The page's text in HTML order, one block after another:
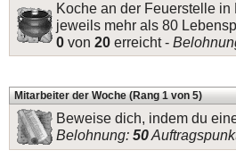
Koche an der Feuerstelle
jeweils mehr als 80
0 von 20 erreicht -
Mitarbeiter der Woche (Rang 1 von 5)
Beweise dich, indem du
Belohnung: 50